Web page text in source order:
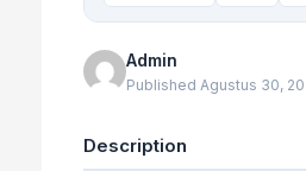
Admin
Published Agustus 30,
Description